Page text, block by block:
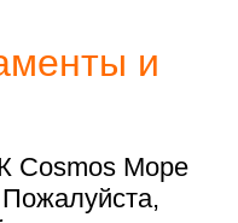
и
Cosmos Море